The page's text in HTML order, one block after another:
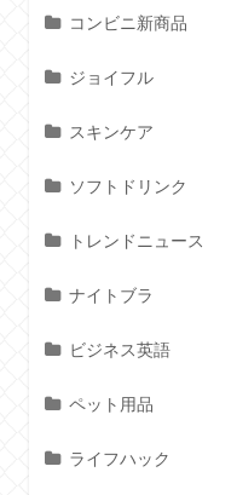
コンビニ新商品
ジョイフル
スキンケア
ソフトドリンク
トレンドニュース
ナイトブラ
ビジネス英語
ペット用品
ライフハック